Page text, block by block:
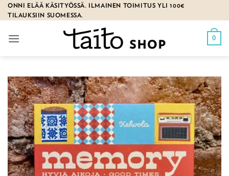
Skip
to
ONNI ELÄÄ KÄSITYÖSSÄ. ILMAINEN TOIMITUS YLI 100€
TILAUKSIIN SUOMESSA.
0